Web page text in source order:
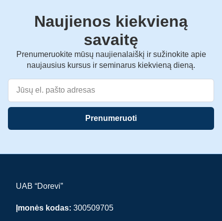
Naujienos kiekvieną
savaitę
Prenumeruokite mūsų naujienalaiškį ir sužinokite apie
naujausius kursus ir seminarus kiekvieną dieną.
Prenumeruoti
UAB “Dorevi”
Įmonės kodas: 300509705